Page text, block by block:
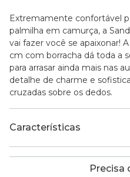
Extremamente confortável
palmilha em camurça, a
vai fazer você se apaixonar!
cm com borracha dá toda a
para arrasar ainda mais nas
detalhe de charme e
cruzadas sobre os dedos.
Características
Precisa